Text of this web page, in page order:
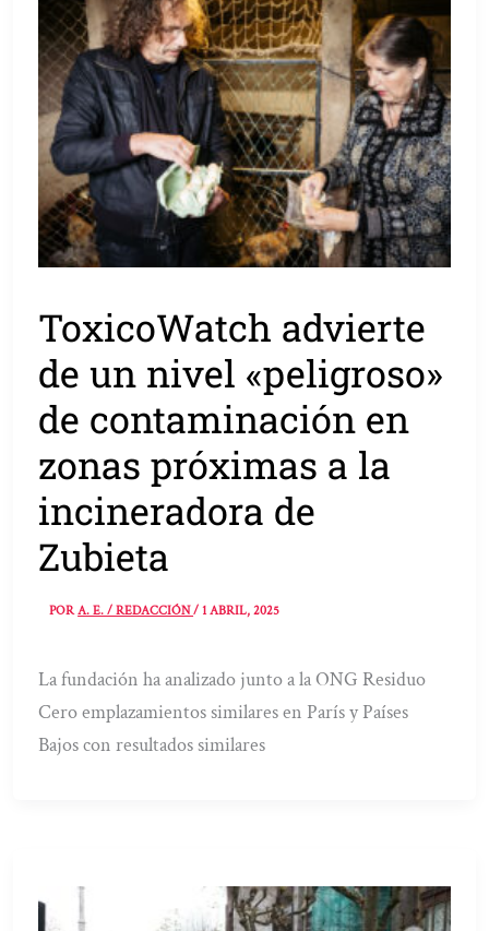
ToxicoWatch advierte
de un nivel «peligroso»
de contaminación en
zonas próximas a la
incineradora de
Zubieta
PORA. E. / REDACCIÓN/1 ABRIL, 2025
La fundación ha analizado junto a la ONG Residuo
Cero emplazamientos similares en París y Países
Bajos con resultados similares